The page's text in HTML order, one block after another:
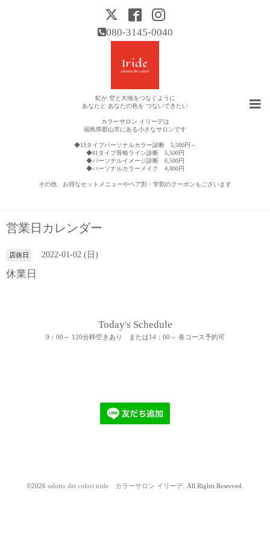
080-3145-0040
虹が 空と大地をつなぐように
あなたと あなたの色を つないできたい
カラーサロン イリーデは
福島県郡山市にある小さなサロンです
◆13タイプパーソナルカラー診断 5,500円～
◆81タイプ骨格ライン診断 5,500円
◆パーソナルイメージ診断 6,500円
◆パーソナルカラーメイク 4,000円
その他、お得なセットメニューやペア割・学割のクーポンもございます
営業日カレンダー
店休日 2022-01-02 (日)
休業日
Today's Schedule
9：00～ 120分枠空きあり または14：00～ 各コース予約可
©2026 salotto dei colori iride カラーサロン イリーデ. All Rights Reserved.